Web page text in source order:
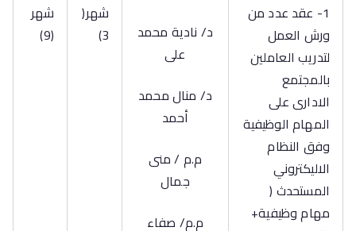
1- عقد عدد من
ورش العمل
لتدريب العاملين
بالمجتمع
الادارى على
المهام الوظيفية
وفق النظام
الاليكتروني
المستحدث (
مهام وظيفية+
د/ نادية محمد
على
د/ منال محمد
أحمد
م.م / منى
جمال
م.م/ صفاء
شهر(
3)
شهر
(9)